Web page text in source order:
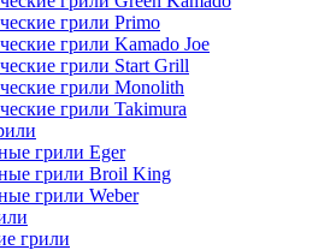
грили Primo
грили Kamado Joe
грили Start Grill
грили Monolith
грили Takimura
грили Eger
грили Broil King
грили Weber
грили